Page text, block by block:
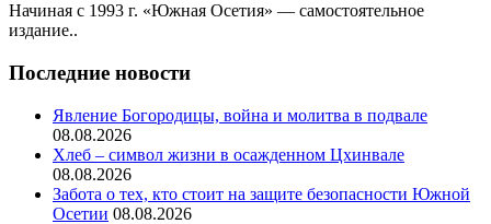
Начиная с 1993 г. «Южная Осетия» — самостоятельное
издание..
Последние новости
Явление Богородицы, война и молитва в подвале
08.08.2026
Хлеб – символ жизни в осажденном Цхинвале
08.08.2026
Забота о тех, кто стоит на защите безопасности Южной
Осетии 08.08.2026